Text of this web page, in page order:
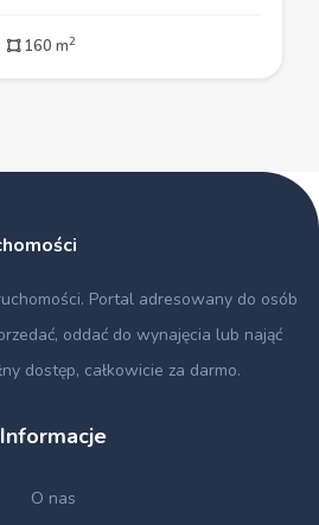
160 m2
. Portal adresowany do osób
oddać do wynajęcia lub nająć
dostęp, całkowicie za darmo.
Informacje
O nas